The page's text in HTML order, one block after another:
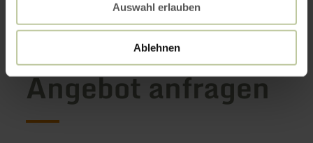
Auswahl erlauben
Ablehnen
Kontakt des Anbieters
Angebot anfragen